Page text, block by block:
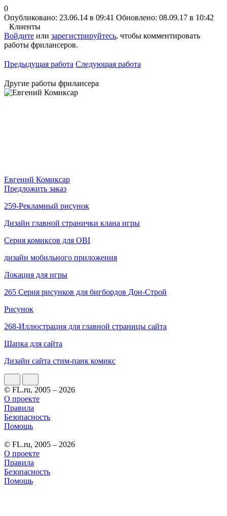
0
Опубликовано: 23.06.14 в 09:41 Обновлено: 08.09.17 в 10:42
Клиенты
Войдите или зарегистрируйтесь, чтобы комментировать
работы фрилансеров.
Предыдущая работа Следующая работа
Другие работы фрилансера
Евгений Комиксар
Предложить заказ
259-Рекламный рисунок
Дизайн главной странички клана игры
Cерия комиксов для OBI
дизайн мобильного приложения
Локация для игры
265 Серия рисунков для бигбордов Дон-Строй
Рисунок
268-Иллюстрация для главной страницы сайта
Шапка для сайта
Дизайн сайта стим-панк комикс
© FL.ru, 2005 – 2026
О проекте
Правила
Безопасность
Помощь
© FL.ru, 2005 – 2026
О проекте
Правила
Безопасность
Помощь